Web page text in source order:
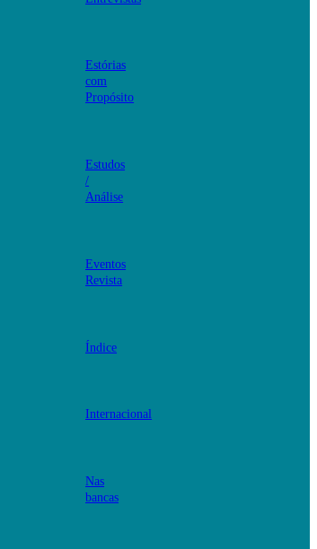
Estórias
com
Propósito
Estudos
/
Análise
Eventos
Revista
Índice
Internacional
Nas
bancas